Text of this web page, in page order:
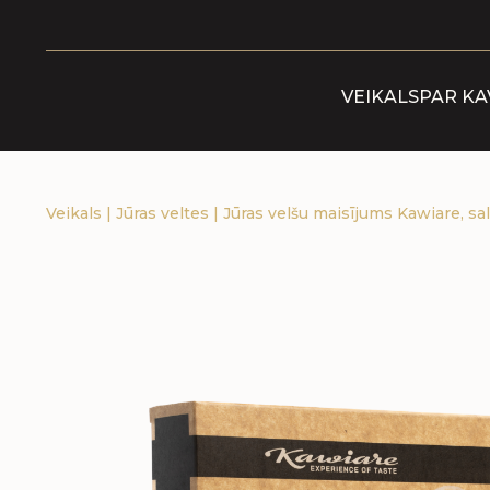
VEIKALSPAR
Veikals | Jūras veltes | Jūras velšu maisījums Kawiare,